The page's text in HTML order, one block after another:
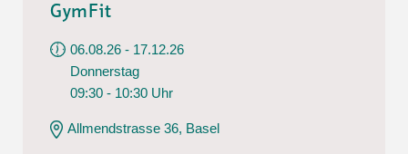
GymFit
06.08.26 - 17.12.26
Donnerstag
09:30 - 10:30 Uhr
Allmendstrasse 36, Basel